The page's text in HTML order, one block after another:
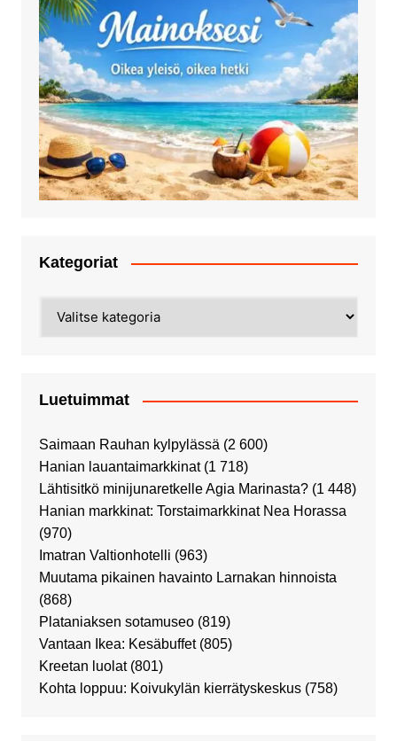
Kategoriat
Luetuimmat
Saimaan Rauhan kylpylässä (2 600)
Hanian lauantaimarkkinat (1 718)
Lähtisitkö minijunaretkelle Agia Marinasta? (1 448)
Hanian markkinat: Torstaimarkkinat Nea Horassa
(970)
Imatran Valtionhotelli (963)
Muutama pikainen havainto Larnakan hinnoista
(868)
Plataniaksen sotamuseo (819)
Vantaan Ikea: Kesäbuffet (805)
Kreetan luolat (801)
Kohta loppuu: Koivukylän kierrätyskeskus (758)